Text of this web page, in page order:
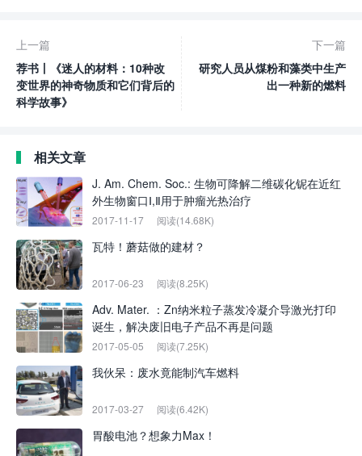
上一篇
荐书丨《迷人的材料：10种改
变世界的神奇物质和它们背后的
科学故事》
下一篇
研究人员从煤粉和藻类中生产
出一种新的燃料
相关文章
J. Am. Chem. Soc.: 生物可降解二维碳化铌在近红
外生物窗口Ⅰ,Ⅱ用于肿瘤光热治疗
2017-11-17 阅读(14.68K)
瓦特！蘑菇做的建材？
2017-06-23 阅读(8.25K)
Adv. Mater. ：Zn纳米粒子蒸发冷凝介导激光打印
诞生，解决废旧电子产品不再是问题
2017-05-05 阅读(7.25K)
我伙呆：废水竟能制汽车燃料
2017-03-27 阅读(6.42K)
胃酸电池？想象力Max！